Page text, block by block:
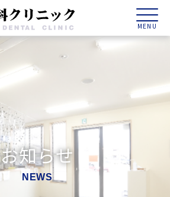
お知らせ
NEWS